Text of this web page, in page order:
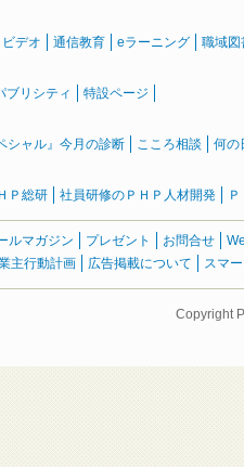
デオ 通信教育 eラーニング 職域図
ブリシティ 特設ページ
シャル』今月の診断 こころ相談 何の
Ｐ総研 社員研修のＰＨＰ人材開発
ルマガジン プレゼント お問合せ
主行動計画 広告掲載について スマ
Copyright